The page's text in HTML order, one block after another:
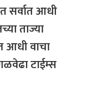
सर्वातआधी
ताज्या
आधीवाचा
टाईम्स